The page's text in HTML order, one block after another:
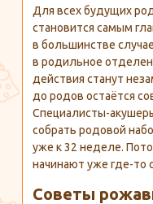
Для всех будущих
становится самым
в большинстве
в родильное
действия станут
до родов остаётся
Специалисты-
собрать родовой
уже к 32 неделе.
начинают уже где-то
Советы